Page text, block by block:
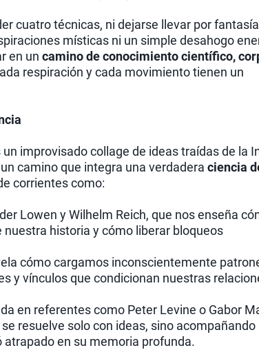
cuatro técnicas, ni dejarse llevar por
místicas ni un simple desahogo
en un camino de conocimiento científico,
respiración y cada movimiento tienen un
improvisado collage de ideas traídas de la
camino que integra una verdadera ciencia
corrientes como:
Lowen y Wilhelm Reich, que nos enseña
historia y cómo liberar bloqueos
cómo cargamos inconscientemente
y vínculos que condicionan nuestras
en referentes como Peter Levine o Gabor
resuelve solo con ideas, sino acompañando
atrapado en su memoria profunda.